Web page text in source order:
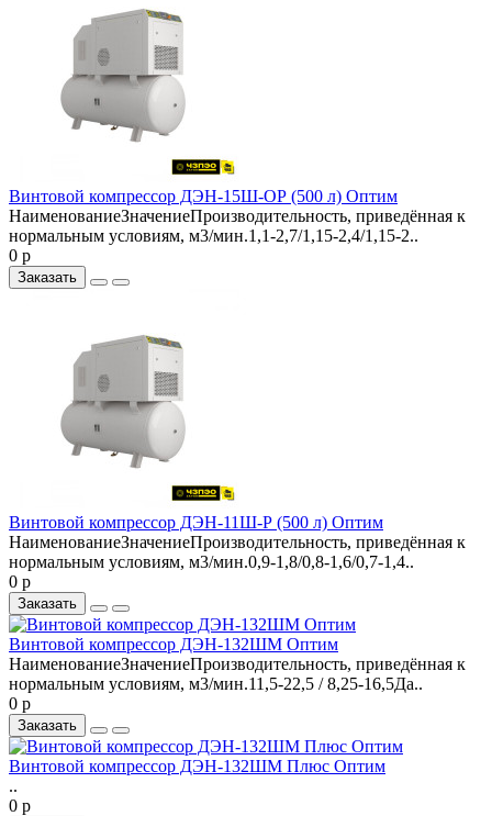
Винтовой компрессор ДЭН-15Ш-ОР (500 л) Оптим
НаименованиеЗначениеПроизводительность, приведённая к
нормальным условиям, м3/мин.1,1-2,7/1,15-2,4/1,15-2..
0 р
Заказать
Винтовой компрессор ДЭН-11Ш-Р (500 л) Оптим
НаименованиеЗначениеПроизводительность, приведённая к
нормальным условиям, м3/мин.0,9-1,8/0,8-1,6/0,7-1,4..
0 р
Заказать
Винтовой компрессор ДЭН-132ШМ Оптим
НаименованиеЗначениеПроизводительность, приведённая к
нормальным условиям, м3/мин.11,5-22,5 / 8,25-16,5Да..
0 р
Заказать
Винтовой компрессор ДЭН-132ШМ Плюс Оптим
..
0 р